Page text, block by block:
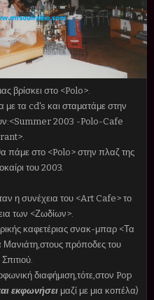
βρίσκει στο <Polo>.
με τα cd's και σταματάμε στην
2003 -Polo-Cafe
πάμε στο <Polo> στην πλαζ της
του 2003.
η συνέχεια του <Art Cafe> το
των <Ζωδίων>.
καφετέριας σνακ-μπαρ <Τα
πρόποδες του
διαφήμιση,τότε,στον Pop
εκφωνήσει μαζί με μια κοπέλα)